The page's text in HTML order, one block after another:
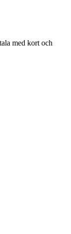
med kort och